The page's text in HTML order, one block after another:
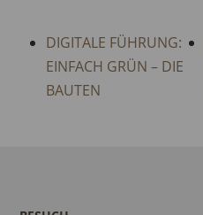
DIGITALE FÜHRUNG:
EINFACH GRÜN – DIE
BAUTEN